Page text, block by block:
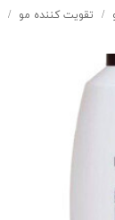
تقویت کننده مو